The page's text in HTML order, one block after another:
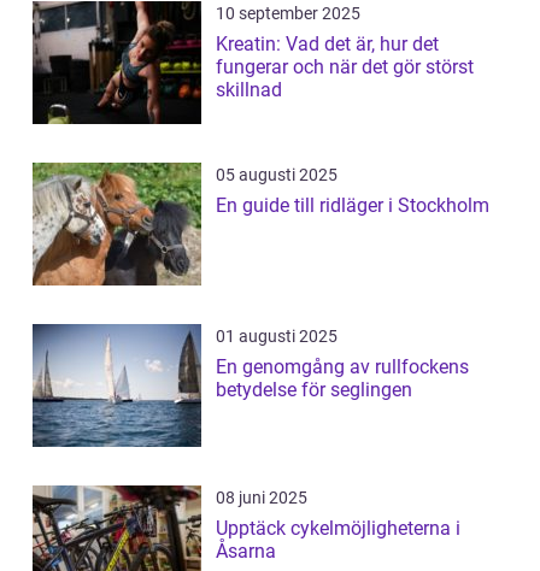
10 september 2025
Kreatin: Vad det är, hur det
fungerar och när det gör störst
skillnad
05 augusti 2025
En guide till ridläger i Stockholm
01 augusti 2025
En genomgång av rullfockens
betydelse för seglingen
08 juni 2025
Upptäck cykelmöjligheterna i
Åsarna